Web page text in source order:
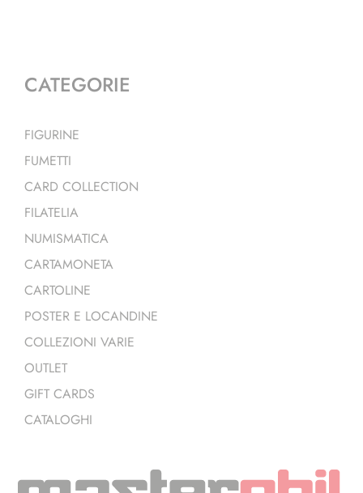
CATEGORIE
FIGURINE
FUMETTI
CARD COLLECTION
FILATELIA
NUMISMATICA
CARTAMONETA
CARTOLINE
POSTER E LOCANDINE
COLLEZIONI VARIE
OUTLET
GIFT CARDS
CATALOGHI